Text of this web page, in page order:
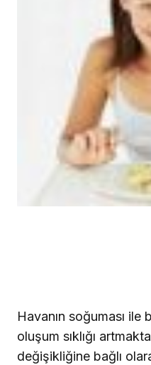
Havanın soğuması ile
oluşum sıklığı
değişikliğine bağlı